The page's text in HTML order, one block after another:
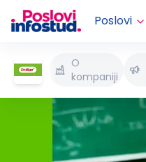
Poslovi
O
kompaniji